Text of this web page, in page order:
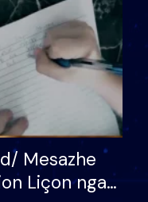
Mesazhe
Liçon nga